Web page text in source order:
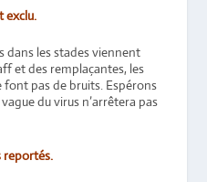
exclu.
dans les stades viennent
et des remplaçantes, les
font pas de bruits. Espérons
du virus n’arrêtera pas
reportés.